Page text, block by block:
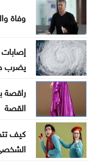
تحذيرات أمنية من
نتائج التوجيهي
جيش الاحتلال
النازحين بغزة
الله والبيرة
بالشراكة مع القطاع
وفاة
إصابات
يضرب
راقصة
القصة
كيف